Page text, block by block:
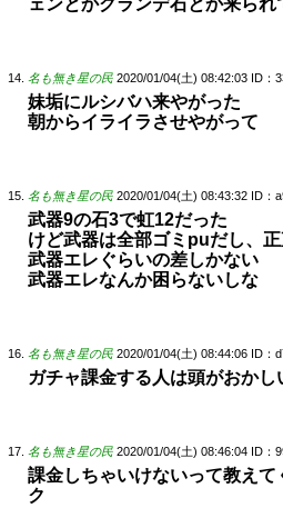
ェンとかグランデ石とか来られ
名も無き星の民 2020/01/04(土) 08:42:03 ID：
妹垢にルシバハ来やがった
朝からイライラさせやがって
名も無き星の民 2020/01/04(土) 08:43:32 ID：
武器9の石3で虹12だった
けど武器は全部ゴミpuだし、
武器エレぐらいの差しかない
武器エレなんか困らないしな
名も無き星の民 2020/01/04(土) 08:44:06 ID：
ガチャ課金する人は頭がおか
名も無き星の民 2020/01/04(土) 08:46:04 ID：
課金しちゃいけないって教えて
ク